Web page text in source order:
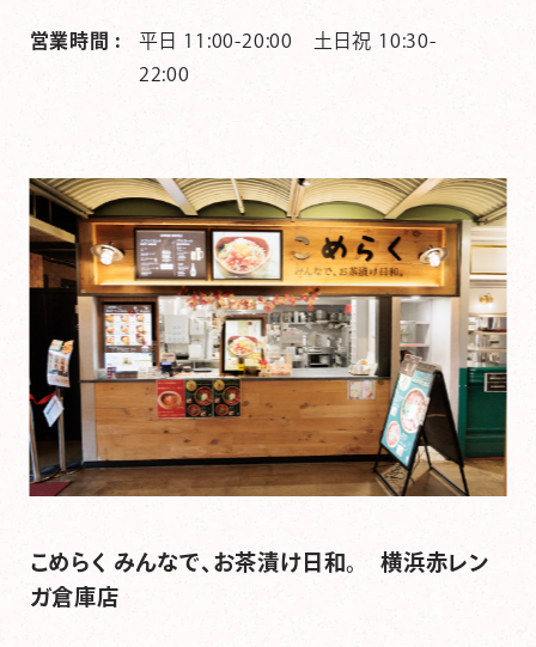
営業時間 :
平日 11:00-20:00 土日祝 10:30-
22:00
こめらく みんなで、お茶漬け日和。 横浜赤レン
ガ倉庫店